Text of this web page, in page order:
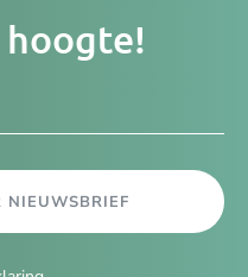
NIEUWSBRIEF